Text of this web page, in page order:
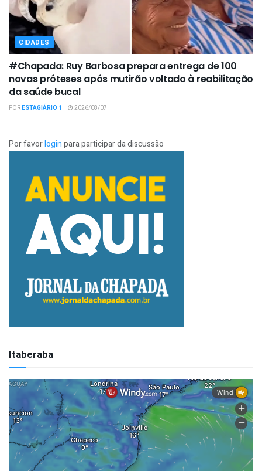
CIDADES
#Chapada: Ruy Barbosa prepara entrega de 100
novas próteses após mutirão voltado à reabilitação
da saúde bucal
PORESTAGIÁRIO 1 2026/08/07
Por favorloginpara participar da discussão
Itaberaba